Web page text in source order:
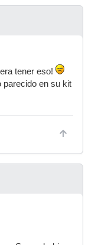
tener eso!
parecido en su kit